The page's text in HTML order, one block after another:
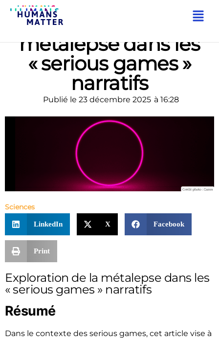
Exploration de la
métalepse dans les
« serious games »
narratifs
Publié le 23 décembre 2025 à 16:28
Sciences
LinkedIn X Facebook
Print
Exploration de la métalepse dans les
« serious games » narratifs
Résumé
Dans le contexte des serious games, cet article vise à